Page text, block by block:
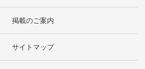
掲載のご案内
サイトマップ